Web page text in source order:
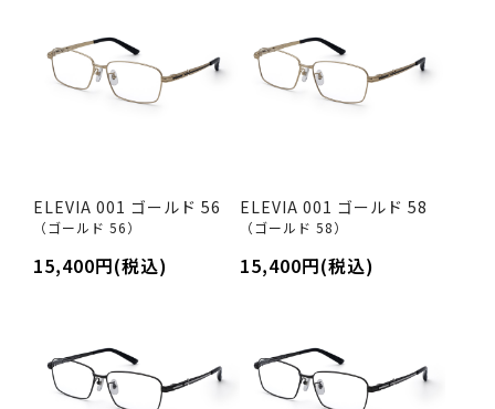
ELEVIA 001 ゴールド 56
（ゴールド 56）
15,400円(税込)
ELEVIA 001 ゴールド 58
（ゴールド 58）
15,400円(税込)